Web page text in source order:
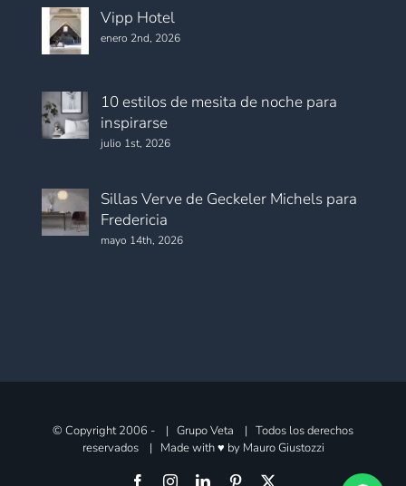
Vipp Hotel
enero 2nd, 2026
10 estilos de mesita de noche para
inspirarse
julio 1st, 2026
Sillas Verve de Geckeler Michels para
Fredericia
mayo 14th, 2026
© Copyright 2006 -
| Grupo Veta | Todos los derechos
reservados | Made with ♥ by Mauro Giustozzi
FacebookInstagramLinkedInPinterest